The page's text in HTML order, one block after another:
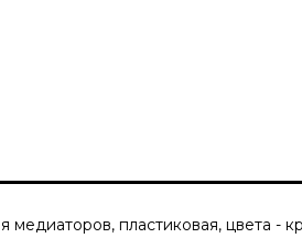
медиаторов, пластиковая, цвета -